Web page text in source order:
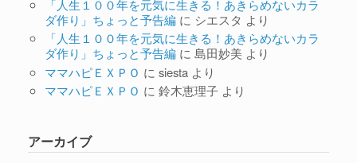
「人生１００年を元気に生きる！あきらめないカラ
ダ作り」ちょっと予告編に シエスタ より
「人生１００年を元気に生きる！あきらめないカラ
ダ作り」ちょっと予告編に 島田妙美 より
ママハピＥＸＰＯ に siestaより
ママハピＥＸＰＯ に 鈴木恵理子より
アーカイブ